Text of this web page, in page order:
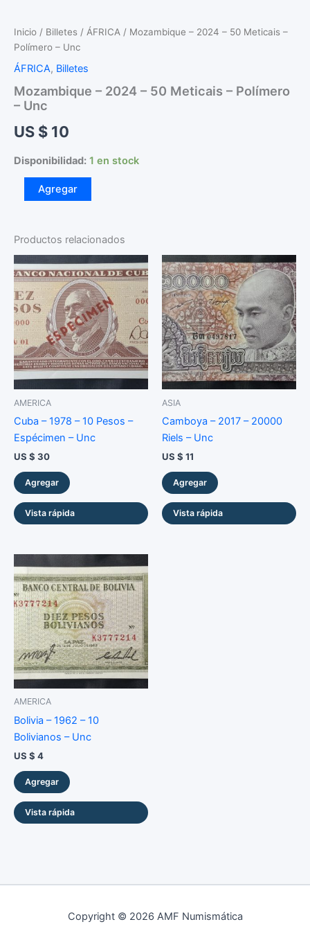
Inicio / Billetes / ÁFRICA / Mozambique – 2024 – 50 Meticais –
Polímero – Unc
ÁFRICA, Billetes
Mozambique – 2024 – 50 Meticais – Polímero
– Unc
US $ 10
Disponibilidad: 1 en stock
Mozambique
50
Meticais
-
Polímero
-
Unc
cantidad
Agregar
Productos relacionados
AMERICA
Cuba – 1978 – 10 Pesos –
Espécimen – Unc
US $ 30
Agregar
Vista rápida
ASIA
Camboya – 2017 – 20000
Riels – Unc
US $ 11
Agregar
Vista rápida
AMERICA
Bolivia – 1962 – 10
Bolivianos – Unc
US $ 4
Agregar
Vista rápida
Copyright © 2026 AMF Numismática